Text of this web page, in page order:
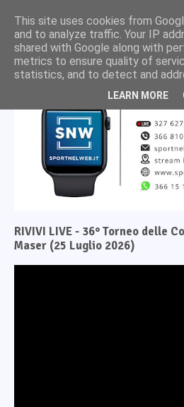
RIVIVI LIVE - 36° Torneo delle
Maser (25 Luglio 2026)
This site uses cookies from
and to analyze traffic. Your IP
shared with Google along with
metrics to ensure quality of
statistics, and to detect and
LEARN MORE